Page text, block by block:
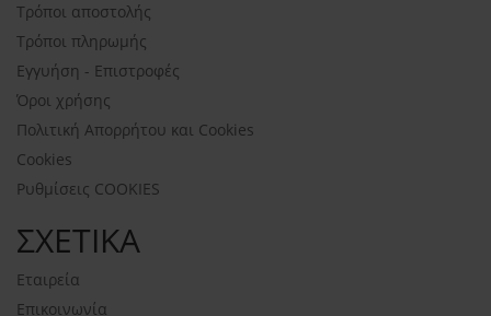
Τρόποι αποστολής
Τρόποι πληρωμής
Εγγυήση - Επιστροφές
Όροι χρήσης
Πολιτική Απορρήτου και Cookies
Cookies
Ρυθμίσεις COOKIES
ΣΧΕΤΙΚΑ
Εταιρεία
Επικοινωνία